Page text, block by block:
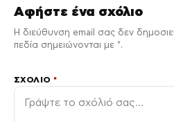
Αφήστε ένα σχόλιο
Η διεύθυνση email σας δεν
πεδία σημειώνονται με *.
ΣΧΌΛΙΟ*